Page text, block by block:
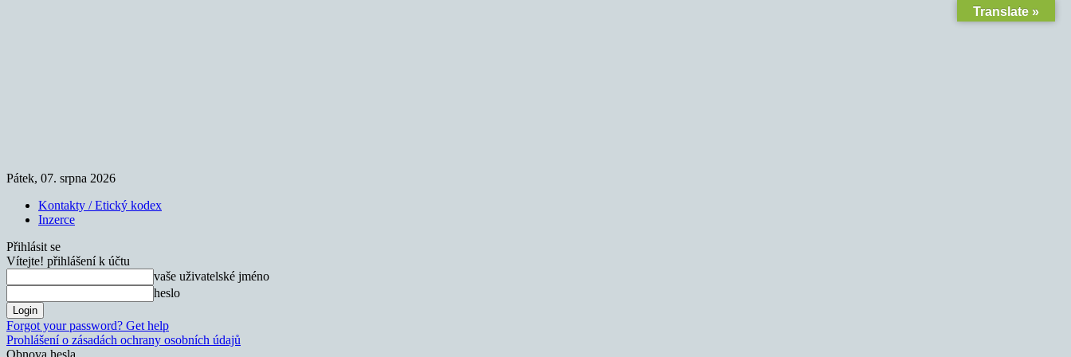
Pátek, 07. srpna 2026
Kontakty / Etický kodex
Inzerce
Přihlásit se
Vítejte! přihlášení k účtu
vaše uživatelské jméno
heslo
Forgot your password? Get help
Prohlášení o zásadách ochrany osobních údajů
Obnova hesla
Translate »